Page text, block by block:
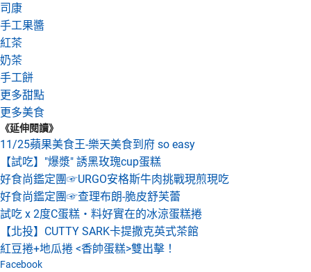
司康
手工果醬
紅茶
奶茶
手工餅
更多甜點
更多美食
《延伸閱讀》
11/25蘋果美食王-樂天美食到府 so easy
【試吃】"爆漿" 誘黑玫瑰cup蛋糕
好食尚鑑定團☞URGO安格斯牛肉挑戰現煎現吃
好食尚鑑定團☞查理布朗-脆皮舒芙蕾
試吃 x 2度C蛋糕‧料好實在的冰涼蛋糕捲
【北投】CUTTY SARK卡提撒克英式茶館
紅豆捲+地瓜捲 <香帥蛋糕>雙出擊！
Facebook